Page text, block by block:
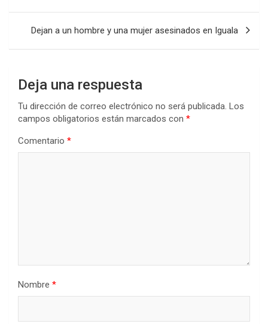
entradas
Dejan a un hombre y una mujer asesinados en Iguala
Deja una respuesta
Tu dirección de correo electrónico no será publicada. Los
campos obligatorios están marcados con *
Comentario *
Nombre *